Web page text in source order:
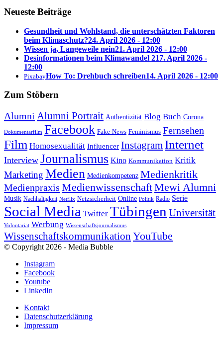
Neueste Beiträge
Gesundheit und Wohlstand, die unterschätzten Faktoren
beim Klimaschutz?24. April 2026 - 12:00
Wissen ja, Langeweile nein21. April 2026 - 12:00
Desinformationen beim Klimawandel 217. April 2026 -
12:00
PixabayHow To: Drehbuch schreiben14. April 2026 - 12:00
Zum Stöbern
Alumni Alumni Portrait Authentizität Blog Buch Corona
Dokumentarfilm Facebook Fake-News Feminismus Fernsehen
Film Homosexualität Influencer Instagram Internet
Interview Journalismus Kino Kommunikation Kritik
Marketing Medien Medienkompetenz Medienkritik
Medienpraxis MedienwissenschaftMewi Alumni
Musik Nachhaltigkeit Netflix Netzsicherheit Online Politik Radio Serie
Social Media Twitter Tübingen Universität
Volontariat Werbung Wissenschaftsjournalismus
Wissenschaftskommunikation YouTube
© Copyright 2026 - Media Bubble
Instagram
Facebook
Youtube
LinkedIn
Kontakt
Datenschutzerklärung
Impressum